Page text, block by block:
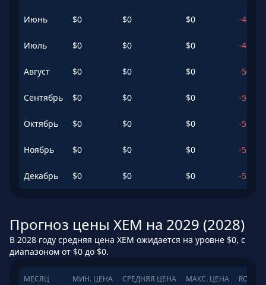
Июнь $0 $0 $0 -45.38
Июль $0 $0 $0 -45.26
Август $0 $0 $0 -50.43
Сентябрь $0 $0 $0 -50.81
Октябрь $0 $0 $0 -51.56
Ноябрь $0 $0 $0 -52.07
Декабрь $0 $0 $0 -53.11
Прогноз цены XEM на 2029 (2028)
В 2028 году средняя цена XEM ожидается на уровне $0, с
диапазоном от $0 до $0.
МЕСЯЦ МИН. ЦЕНА СРЕДНЯЯ ЦЕНА МАКС. ЦЕНА ROI